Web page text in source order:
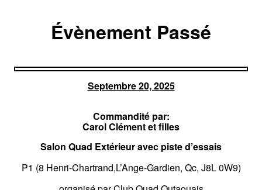
Évènement Passé
Septembre 20, 2025
Commandité par:
Carol Clément et filles
Salon Quad Extérieur avec piste d’essais
P1 (8 Henri-Chartrand,L’Ange-Gardien, Qc, J8L 0W9)